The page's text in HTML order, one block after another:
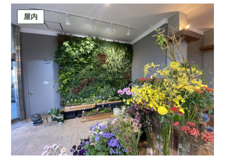
屋内